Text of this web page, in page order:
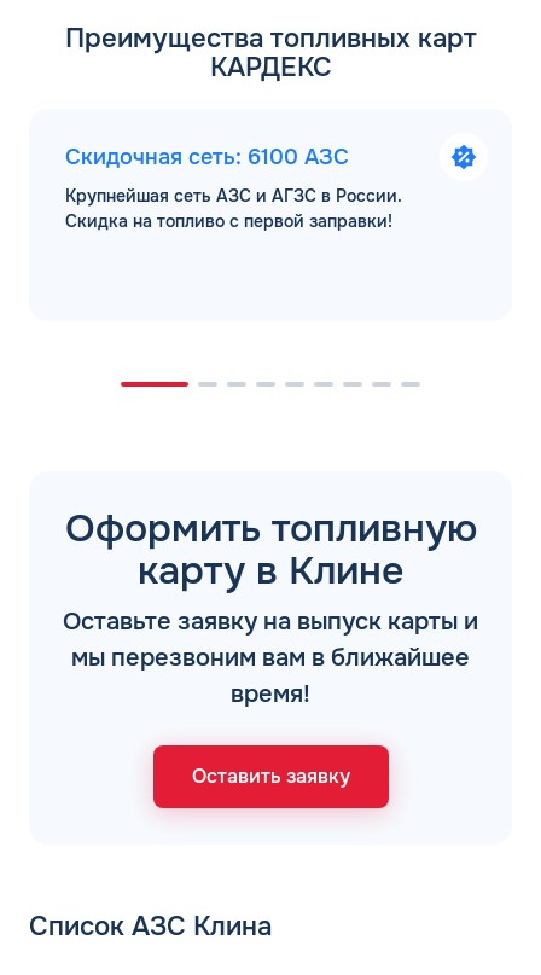
Преимущества топливных карт
КАРДЕКС
Скидочная сеть: 6100 АЗС
Крупнейшая сеть АЗС и АГЗС в России.
Скидка на топливо с первой заправки!
Оформить топливную
карту в Клине
Оставьте заявку на выпуск карты и
мы перезвоним вам в ближайшее
время!
Оставить заявку
Список АЗС Клина